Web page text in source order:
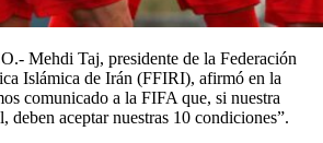
Mehdi Taj, presidente de la Federación
Islámica de Irán (FFIRI), afirmó en la
comunicado a la FIFA que, si nuestra
deben aceptar nuestras 10 condiciones”.